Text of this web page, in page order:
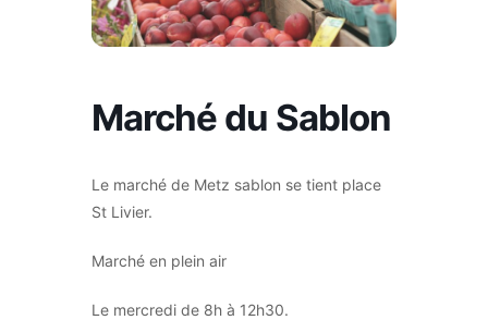
Marché du Sablon
Le marché de Metz sablon se tient place
St Livier.
Marché en plein air
Le mercredi de 8h à 12h30.